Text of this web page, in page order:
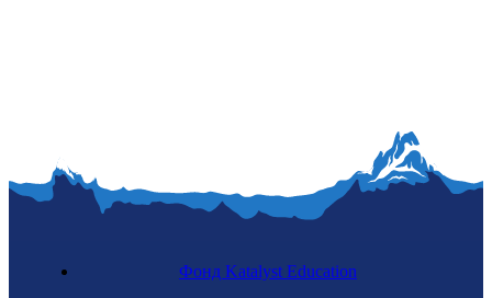
Фонд Katalyst Education